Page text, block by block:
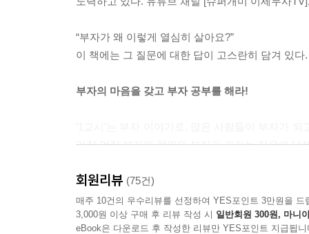
- 최적의 자산 포트폴리오를 구성하라
7. 지금 당장 키우는 부자 나무
“부자가 왜 이렇게 열심히 살아요?”
이 책에는 그 질문에 대한 답이 고스란히 담겨 있다.
부자의 마음을 갖고 부자 공부를 해라!
가장 먼저 부자의 정의와 부자가 가지는 자유에
부자가 되기 위해 가장 먼저 해야 할 일은 목표를
것이다. 이 책은 명확하게 부자의 꿈을 제시하며,
있다.
회원리뷰 (75건)
매주 10건의 우수리뷰를 선정하여 YES포인트 3만원을 드
3,000원 이상 구매 후 리뷰 작성 시 일반회원 300원, 마니
eBook은 다운로드 후 작성한 리뷰만 YES포인트 지급됩니